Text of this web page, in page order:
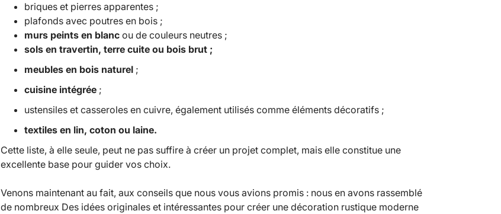
briques et pierres apparentes ;
plafonds avec poutres en bois ;
murs peints en blancou de couleurs neutres ;
sols en travertin, terre cuite ou bois brut ;
meubles en bois naturel;
cuisine intégrée;
ustensiles et casseroles en cuivre, également utilisés comme éléments décoratifs ;
textiles en lin, coton ou laine.
Cette liste, à elle seule, peut ne pas suffire à créer un projet complet, mais elle constitue une
excellente base pour guider vos choix.
Venons maintenant au fait, aux conseils que nous vous avions promis : nous en avons rassemblé
de nombreux Des idées originales et intéressantes pour créer une décoration rustique moderne